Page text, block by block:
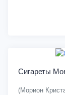
Сигареты
(Морион